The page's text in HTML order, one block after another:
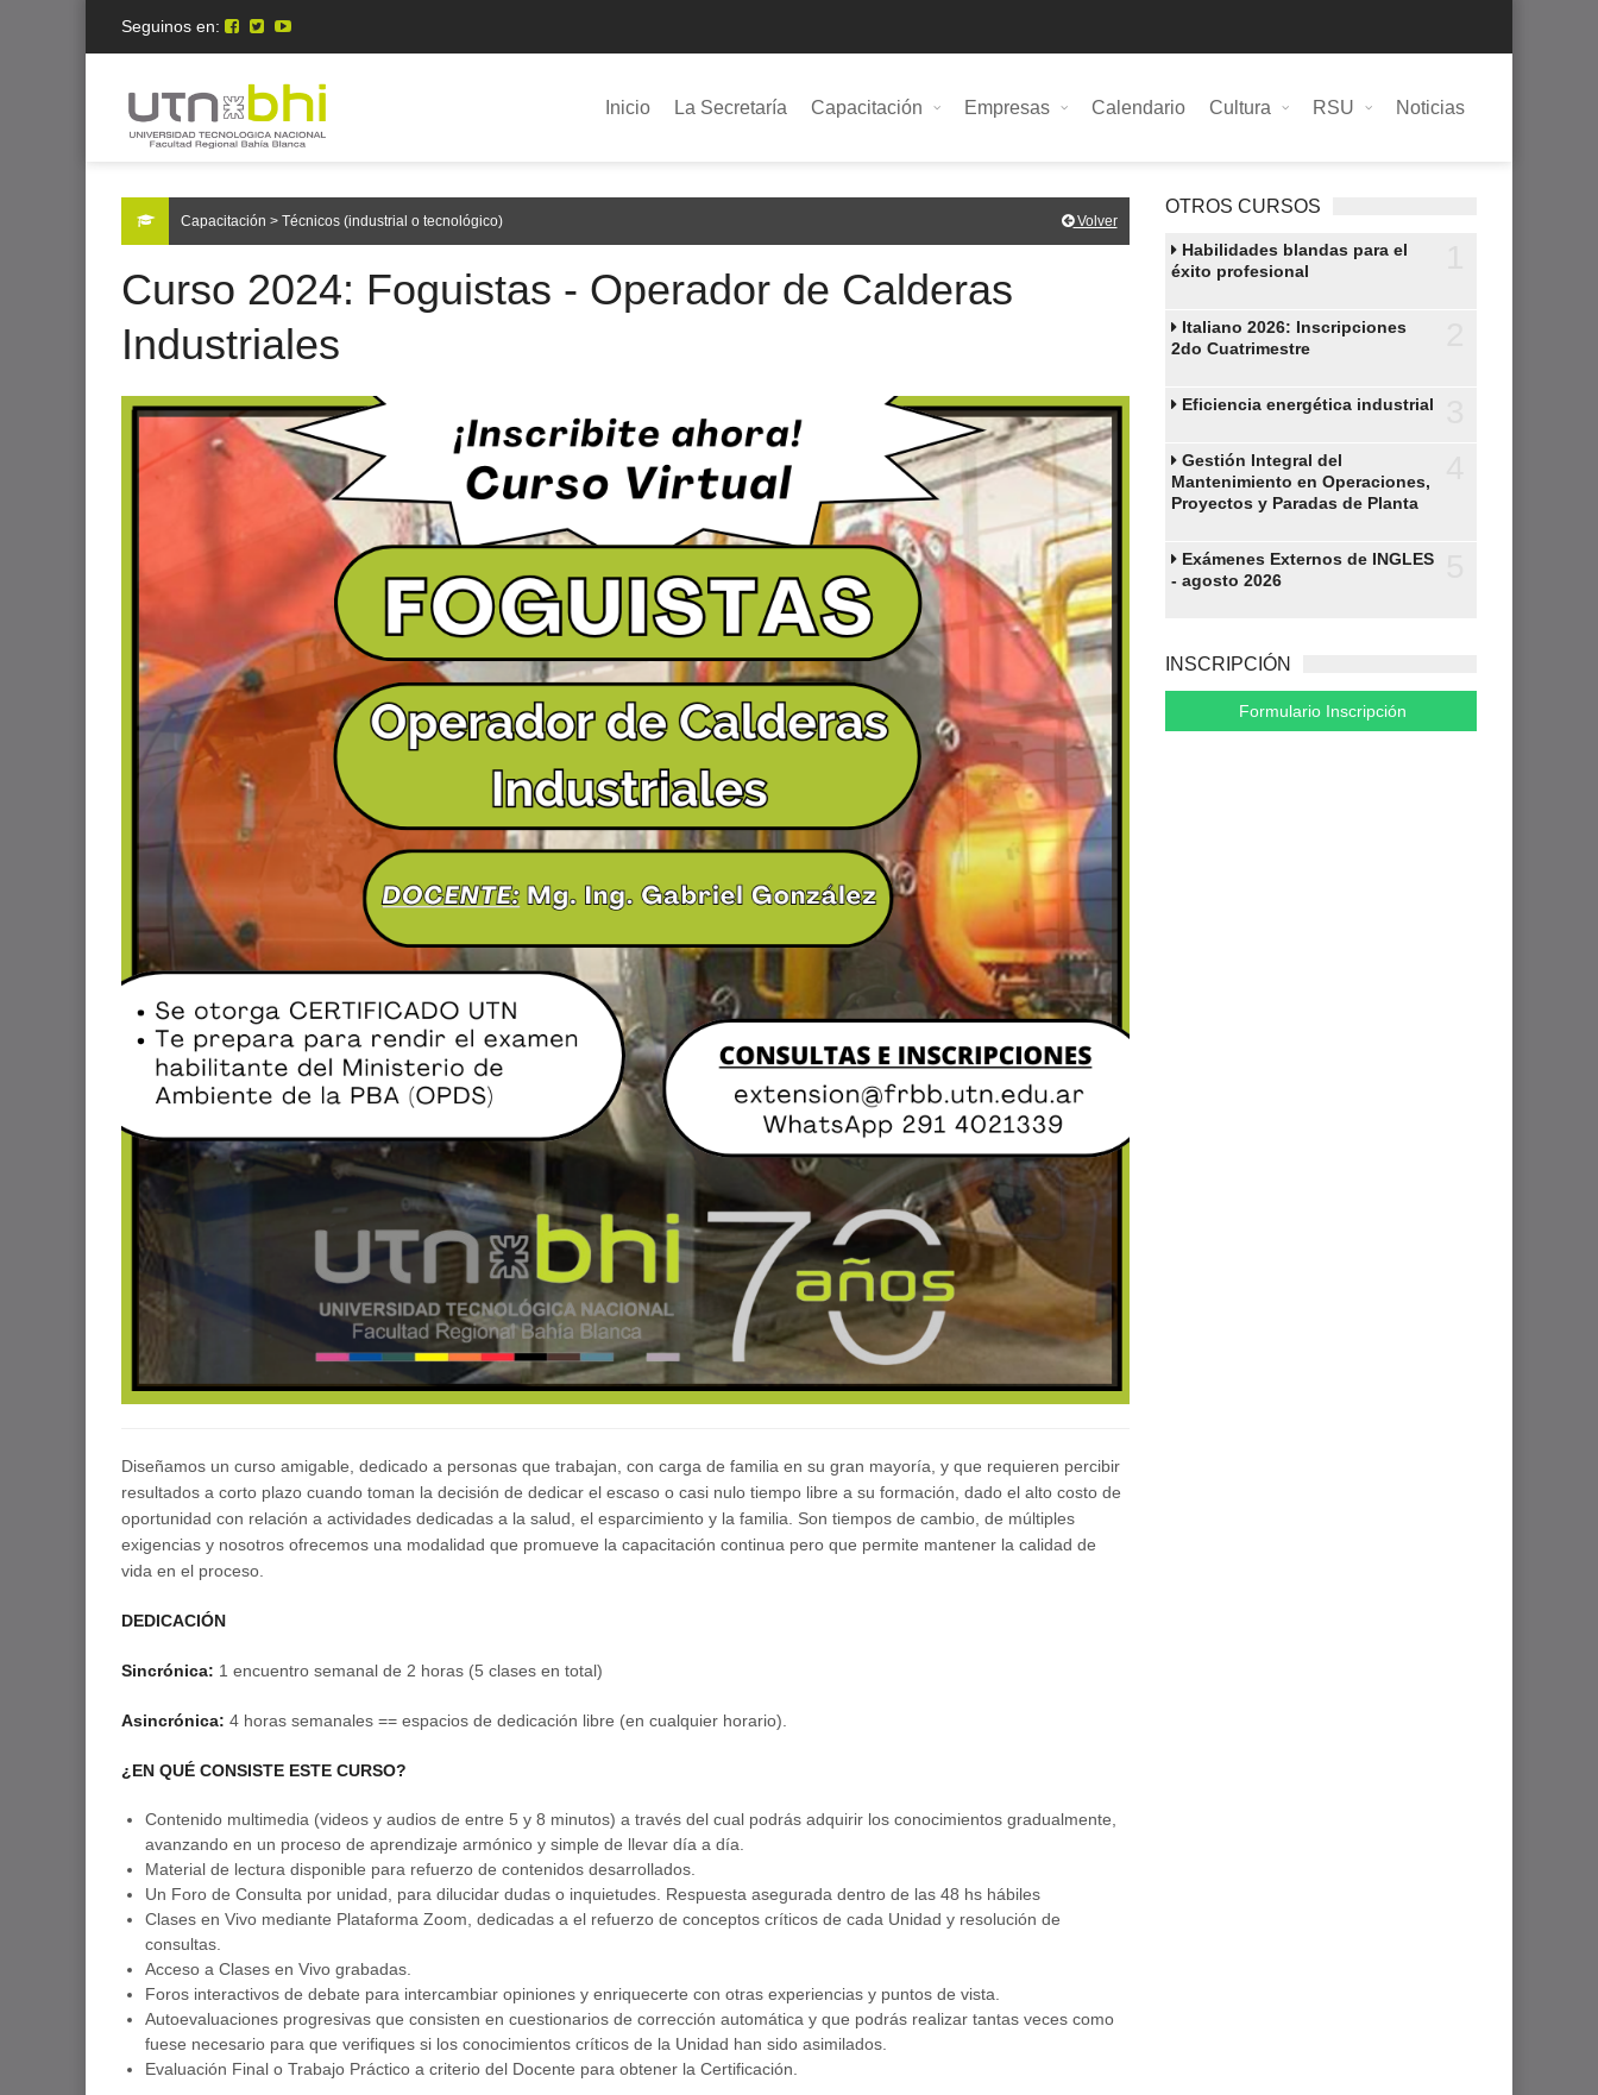
Seguinos en:
Inicio La Secretaría Capacitación Empresas Calendario Cultura RSU Noticias
Capacitación > Técnicos (industrial o tecnológico) Volver
Curso 2024: Foguistas - Operador de Calderas
Industriales
Diseñamos un curso amigable, dedicado a personas que trabajan, con carga de familia en su gran mayoría, y que requieren percibir
resultados a corto plazo cuando toman la decisión de dedicar el escaso o casi nulo tiempo libre a su formación, dado el alto costo de
oportunidad con relación a actividades dedicadas a la salud, el esparcimiento y la familia. Son tiempos de cambio, de múltiples
exigencias y nosotros ofrecemos una modalidad que promueve la capacitación continua pero que permite mantener la calidad de
vida en el proceso.
DEDICACIÓN
Sincrónica: 1 encuentro semanal de 2 horas (5 clases en total)
Asincrónica: 4 horas semanales == espacios de dedicación libre (en cualquier horario).
¿EN QUÉ CONSISTE ESTE CURSO?
Contenido multimedia (videos y audios de entre 5 y 8 minutos) a través del cual podrás adquirir los conocimientos gradualmente,
avanzando en un proceso de aprendizaje armónico y simple de llevar día a día.
Material de lectura disponible para refuerzo de contenidos desarrollados.
Un Foro de Consulta por unidad, para dilucidar dudas o inquietudes. Respuesta asegurada dentro de las 48 hs hábiles
Clases en Vivo mediante Plataforma Zoom, dedicadas a el refuerzo de conceptos críticos de cada Unidad y resolución de
consultas.
Acceso a Clases en Vivo grabadas.
Foros interactivos de debate para intercambiar opiniones y enriquecerte con otras experiencias y puntos de vista.
Autoevaluaciones progresivas que consisten en cuestionarios de corrección automática y que podrás realizar tantas veces como
fuese necesario para que verifiques si los conocimientos críticos de la Unidad han sido asimilados.
Evaluación Final o Trabajo Práctico a criterio del Docente para obtener la Certificación.
OTROS CURSOS
Habilidades blandas para el
éxito profesional
Italiano 2026: Inscripciones
2do Cuatrimestre
Eficiencia energética industrial
Gestión Integral del
Mantenimiento en Operaciones,
Proyectos y Paradas de Planta
Exámenes Externos de INGLES
- agosto 2026
INSCRIPCIÓN
Formulario Inscripción